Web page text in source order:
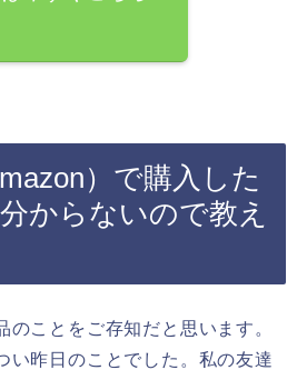
）で購入した
からないので教え
ことをご存知だと思います。
昨日のことでした。私の友達